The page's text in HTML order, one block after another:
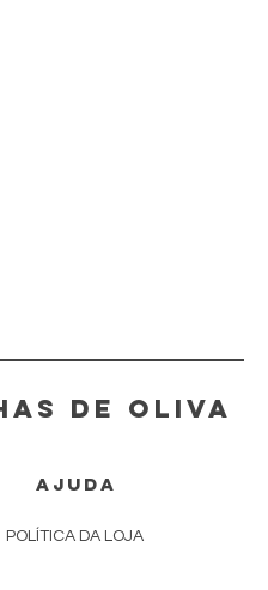
DE OLIVA
AJUDA
POLÍTICA DA LOJA